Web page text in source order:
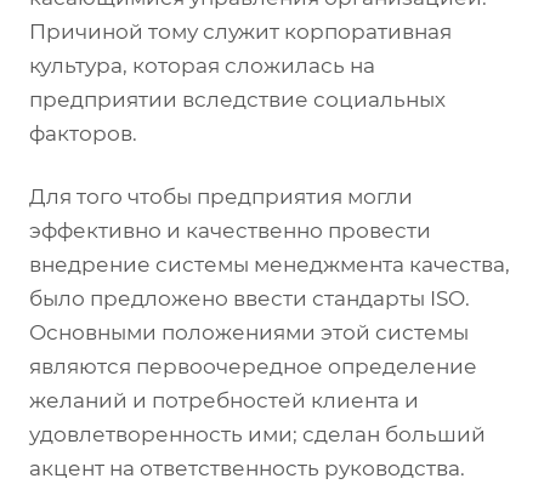
Причиной тому служит корпоративная
культура, которая сложилась на
предприятии вследствие социальных
факторов.
Для того чтобы предприятия могли
эффективно и качественно провести
внедрение системы менеджмента качества,
было предложено ввести стандарты ISO.
Основными положениями этой системы
являются первоочередное определение
желаний и потребностей клиента и
удовлетворенность ими; сделан больший
акцент на ответственность руководства.